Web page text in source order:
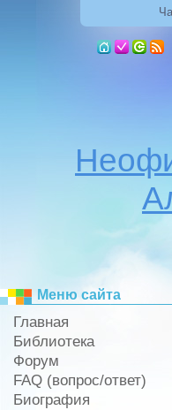
Меню сайта
Главная
Библиотека
Форум
FAQ (вопрос/ответ)
Биография